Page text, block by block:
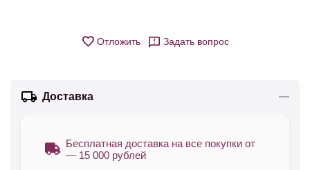
Отложить Задать вопрос
Доставка
Бесплатная доставка на все покупки от
— 15 000 рублей